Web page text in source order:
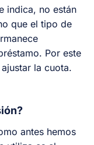
indica, no están
que el tipo de
Por este
la cuota.
antes hemos